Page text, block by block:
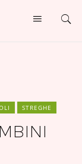
STREGHE